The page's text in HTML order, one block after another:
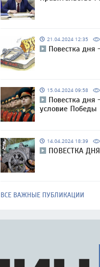
21.04.2024 12:35
Повестка дня
15.04.2024 09:58
Повестка дня
условие Победы
14.04.2024 18:39
ПОВЕСТКА
ВСЕ ВАЖНЫЕ ПУБЛИКАЦИИ